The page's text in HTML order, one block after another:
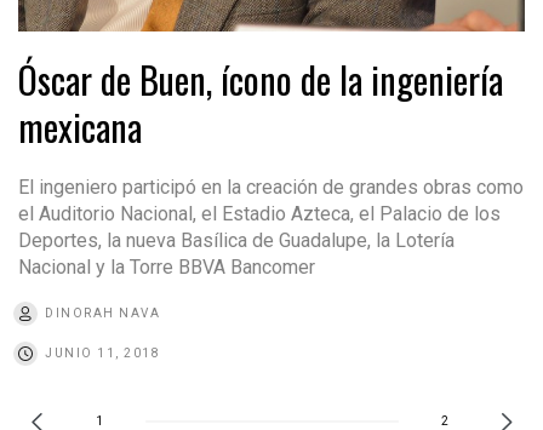
Óscar de Buen, ícono de la ingeniería
mexicana
El ingeniero participó en la creación de grandes obras como
el Auditorio Nacional, el Estadio Azteca, el Palacio de los
Deportes, la nueva Basílica de Guadalupe, la Lotería
Nacional y la Torre BBVA Bancomer
DINORAH NAVA
JUNIO 11, 2018
1 2